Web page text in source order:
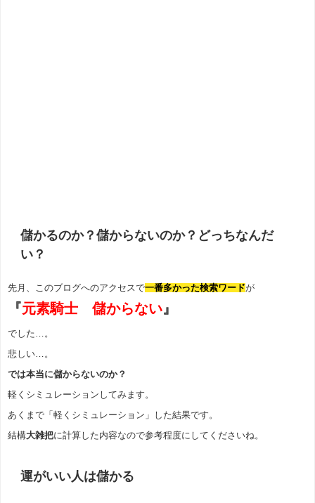
儲かるのか？儲からないのか？どっちなんだ
い？
先月、このブログへのアクセスで一番多かった検索ワードが
『 元素騎士 儲からない』
でした…。
悲しい…。
では本当に儲からないのか？
軽くシミュレーションしてみます。
あくまで「軽くシミュレーション」した結果です。
結構大雑把に計算した内容なので参考程度にしてくださいね。
運がいい人は儲かる